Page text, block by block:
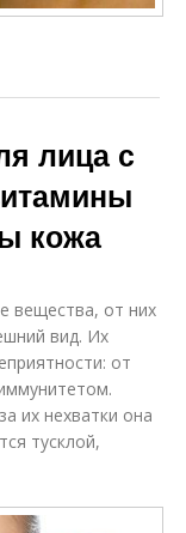
лица с
кожа
вещества, от них
вид. Их
от
их нехватки она
тусклой,